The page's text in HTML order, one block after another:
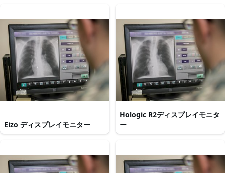
Eizo ディスプレイモニター
Hologic R2ディスプレイモニタ
ー